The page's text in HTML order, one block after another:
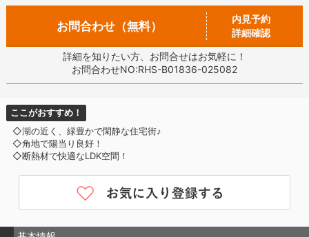
お問合わせ（無料）
内見予約
詳細確認
詳細を知りたい方、お問合せはお気軽に！
お問合わせNO:RHS-B01836-025082
ここがおすすめ！
◇湖の近く、緑豊かで閑静な住宅街♪
◇角地で陽当り良好！
◇断熱材で快適なLDK空間！